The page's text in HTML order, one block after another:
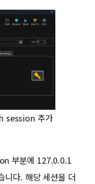
session 추가
부분에 127.0.0.1
니다. 해당 세션을 더